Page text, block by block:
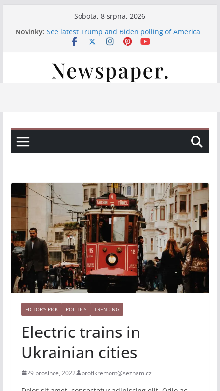
Sobota, 8 srpna, 2026
Novinky: See latest Trump and Biden polling of America
Італійські вина, свіжі закуски та смачна паста:
Італійські вина та смачні закуски на нашій
терасі
Італійські вина та свіжі закуски на нашій
EDITOR'S PICK POLITICS TRENDING
Electric trains in
Ukrainian cities
29 prosince, 2022 profikremont@seznam.cz